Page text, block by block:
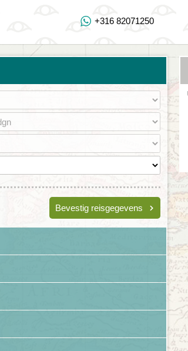
Tel: 09 223 00 69
https://www.youtube.com/user/DjoserWebsite
https://www.instagram.com/djoser_reizen/
+316 82071250
Bevestig reisgegevens